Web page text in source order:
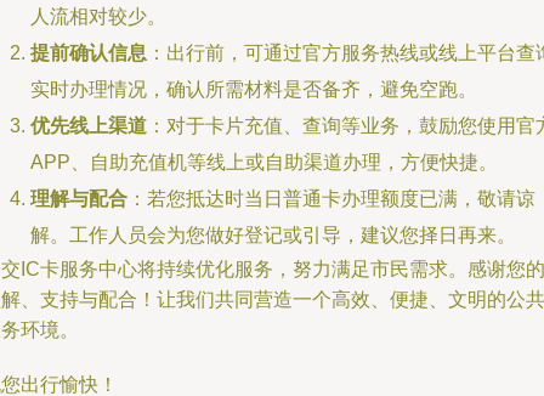
人流相对较少。
提前确认信息 ：出行前，可通过官方服务热线或线上平台查
实时办理情况，确认所需材料是否备齐，避免空跑。
优先线上渠道 ：对于卡片充值、查询等业务，鼓励您使用官
APP、自助充值机等线上或自助渠道办理，方便快捷。
理解与配合 ：若您抵达时当日普通卡办理额度已满，敬请谅
解。工作人员会为您做好登记或引导，建议您择日再来。
IC卡服务中心将持续优化服务，努力满足市民需求。感谢您的
、支持与配合！让我们共同营造一个高效、便捷、文明的公共
环境。
出行愉快！